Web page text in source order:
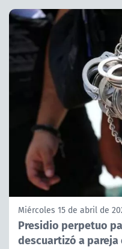
Miércoles 15 de abril de
Presidio perpetuo
descuartizó a pareja